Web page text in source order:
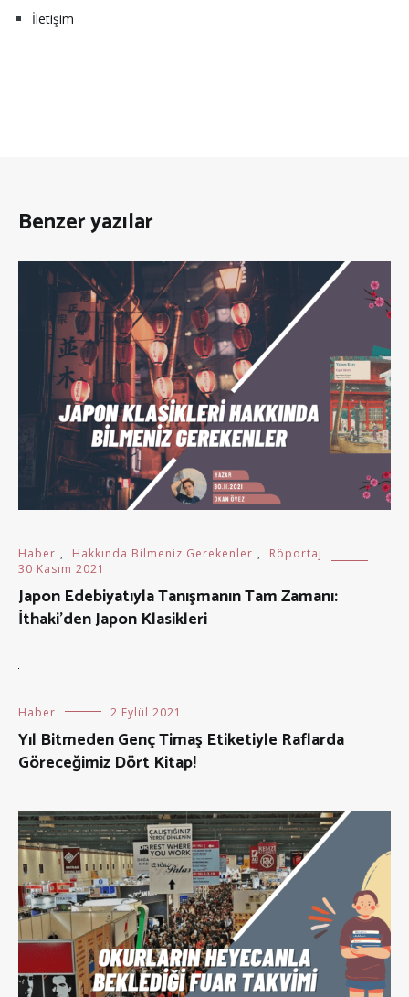
İletişim
Benzer yazılar
Haber , Hakkında Bilmeniz Gerekenler ,
Röportaj
30 Kasım 2021
Japon Edebiyatıyla Tanışmanın Tam Zamanı:
İthaki’den Japon Klasikleri
Haber 2 Eylül 2021
Yıl Bitmeden Genç Timaş Etiketiyle Raflarda
Göreceğimiz Dört Kitap!